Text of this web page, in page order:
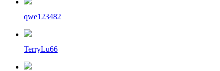
qwe123482
TerryLu66